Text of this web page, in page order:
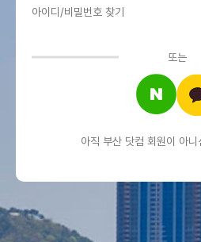
아이디/비밀번호 찾기
또는
아직 부산 닷컴 회원이 아니